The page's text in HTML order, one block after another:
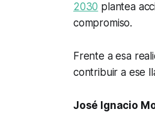
2030 plantea
compromiso.
Frente a esa
contribuir a ese
José Ignacio